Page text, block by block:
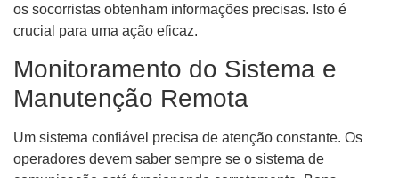
os socorristas obtenham informações precisas. Isto é
crucial para uma ação eficaz.
Monitoramento do Sistema e
Manutenção Remota
Um sistema confiável precisa de atenção constante. Os
operadores devem saber sempre se o sistema de